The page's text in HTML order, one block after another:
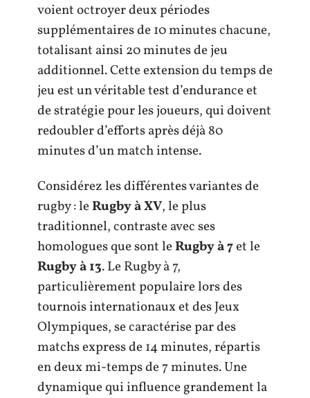
voient octroyer deux périodes
supplémentaires de 10 minutes chacune,
totalisant ainsi 20 minutes de jeu
additionnel. Cette extension du temps de
jeu est un véritable test d’endurance et
de stratégie pour les joueurs, qui doivent
redoubler d’efforts après déjà 80
minutes d’un match intense.
Considérez les différentes variantes de
rugby : leRugby à XV, le plus
traditionnel, contraste avec ses
homologues que sont leRugby à 7et le
Rugby à 13. Le Rugby à 7,
particulièrement populaire lors des
tournois internationaux et des Jeux
Olympiques, se caractérise par des
matchs express de 14 minutes, répartis
en deux mi-temps de 7 minutes. Une
dynamique qui influence grandement la